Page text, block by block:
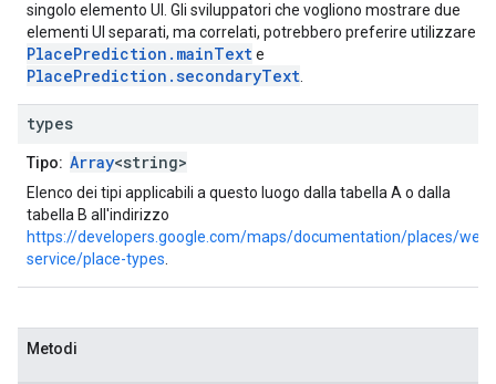
singolo elemento UI. Gli sviluppatori che vogliono mostrare due
elementi UI separati, ma correlati, potrebbero preferire utilizzare
PlacePrediction.mainTexte
PlacePrediction.secondaryText.
types
Tipo: Array<string>
Elenco dei tipi applicabili a questo luogo dalla tabella A o dalla
tabella B all'indirizzo
https://developers.google.com/maps/documentation/places/web-
service/place-types.
Metodi